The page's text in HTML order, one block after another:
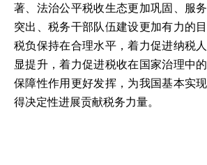
著、法治公平税收生态更加巩固、服
突出、税务干部队伍建设更加有力的
税负保持在合理水平，着力促进纳税
显提升，着力促进税收在国家治理中
保障性作用更好发挥，为我国基本实
得决定性进展贡献税务力量。